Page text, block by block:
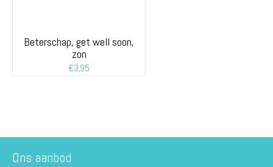
Beterschap, get well soon,
zon
€3,95
Ons aanbod